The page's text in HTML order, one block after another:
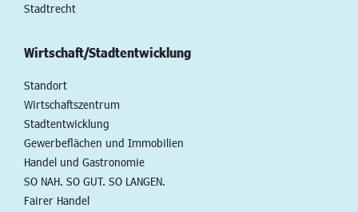
Stadtrecht
Wirtschaft/Stadtentwicklung
Standort
Wirtschaftszentrum
Stadtentwicklung
Gewerbeflächen und Immobilien
Handel und Gastronomie
SO NAH. SO GUT. SO LANGEN.
Fairer Handel